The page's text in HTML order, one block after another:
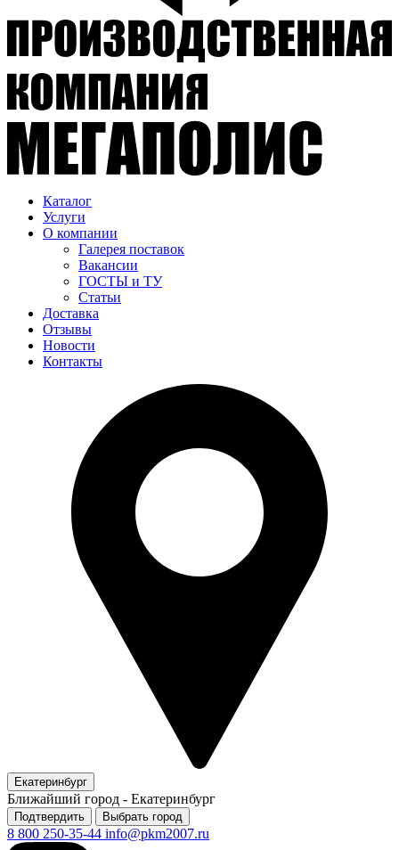
Каталог
Услуги
О компании
Галерея поставок
Вакансии
ГОСТЫ и ТУ
Статьи
Доставка
Отзывы
Новости
Контакты
Екатеринбург
Ближайший город - Екатеринбург
Подтвердить Выбрать город
8 800 250-35-44 info@pkm2007.ru